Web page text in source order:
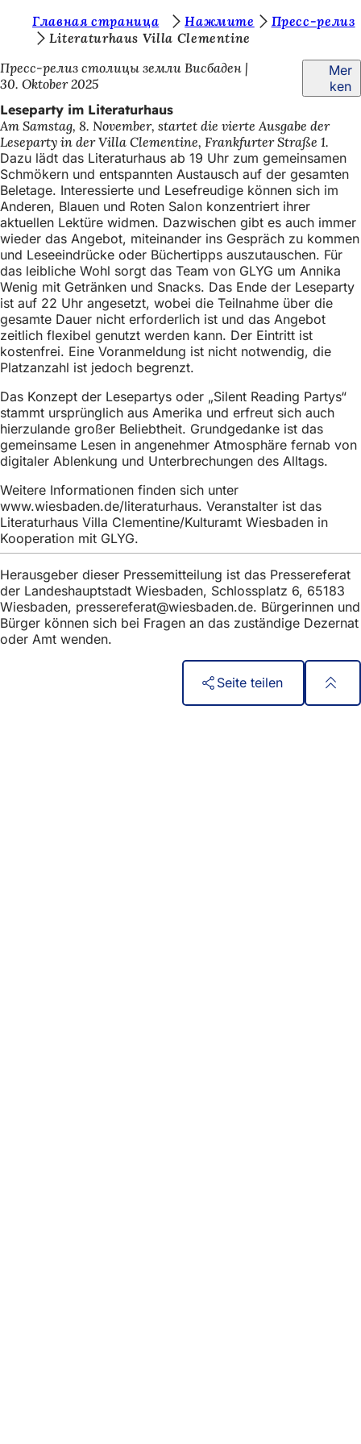
Inhalt anspringen
e
b
e
f
i
n
d
e
n
s
i
c
h
h
i
e
r
:
Главная страница Нажмите
Пресс-релиз
Literaturhaus Villa Clementine
Пресс-релиз столицы земли Висбаден
30. Oktober 2025
Mer
ken
Leseparty im Literaturhaus
Am Samstag, 8. November, startet die vierte Ausgabe der
Leseparty in der Villa Clementine, Frankfurter Straße 1.
Dazu lädt das Literaturhaus ab 19 Uhr zum gemeinsamen
Schmökern und entspannten Austausch auf der gesamten
Beletage. Interessierte und Lesefreudige können sich im
Anderen, Blauen und Roten Salon konzentriert ihrer
aktuellen Lektüre widmen. Dazwischen gibt es auch immer
wieder das Angebot, miteinander ins Gespräch zu kommen
und Leseeindrücke oder Büchertipps auszutauschen. Für
das leibliche Wohl sorgt das Team von GLYG um Annika
Wenig mit Getränken und Snacks. Das Ende der Leseparty
ist auf 22 Uhr angesetzt, wobei die Teilnahme über die
gesamte Dauer nicht erforderlich ist und das Angebot
zeitlich flexibel genutzt werden kann. Der Eintritt ist
kostenfrei. Eine Voranmeldung ist nicht notwendig, die
Platzanzahl ist jedoch begrenzt.
Das Konzept der Lesepartys oder „Silent Reading Partys“
stammt ursprünglich aus Amerika und erfreut sich auch
hierzulande großer Beliebtheit. Grundgedanke ist das
gemeinsame Lesen in angenehmer Atmosphäre fernab von
digitaler Ablenkung und Unterbrechungen des Alltags.
Weitere Informationen finden sich unter
www.wiesbaden.de/literaturhaus. Veranstalter ist das
Literaturhaus Villa Clementine/Kulturamt Wiesbaden in
Kooperation mit GLYG.
Herausgeber dieser Pressemitteilung ist das Pressereferat
der Landeshauptstadt Wiesbaden, Schlossplatz 6, 65183
Wiesbaden, pressereferat wiesbaden de. Bürgerinnen und
Bürger können sich bei Fragen an das zuständige Dezernat
oder Amt wenden.
Seite teilen